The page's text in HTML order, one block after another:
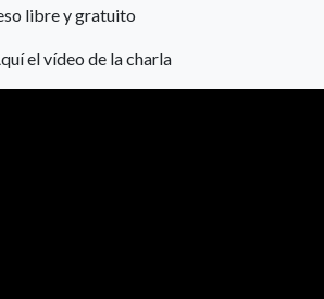
libre y gratuito
el vídeo de la charla